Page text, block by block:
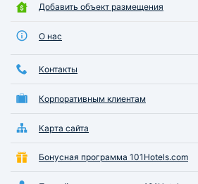
Добавить объект размещения
О нас
Контакты
Корпоративным клиентам
Карта сайта
Бонусная программа 101Hotels.com